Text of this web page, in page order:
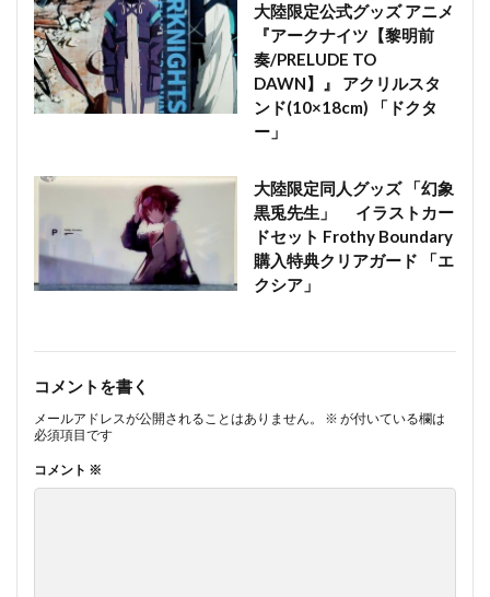
大陸限定公式グッズ アニメ
『アークナイツ【黎明前
奏/PRELUDE TO
DAWN】』 アクリルスタ
ンド(10×18cm) 「ドクタ
ー」
大陸限定同人グッズ 「幻象
黒兎先生」 イラストカー
ドセット Frothy Boundary
購入特典クリアガード 「エ
クシア」
コメントを書く
メールアドレスが公開されることはありません。 ※ が付いている欄は
必須項目です
コメント ※